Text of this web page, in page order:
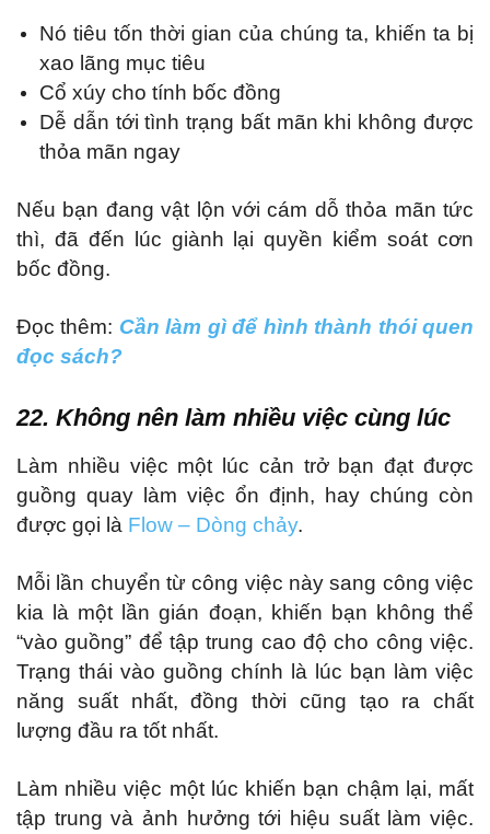
Nó tiêu tốn thời gian của chúng ta, khiến ta bị
xao lãng mục tiêu
Cổ xúy cho tính bốc đồng
Dễ dẫn tới tình trạng bất mãn khi không được
thỏa mãn ngay
Nếu bạn đang vật lộn với cám dỗ thỏa mãn tức
thì, đã đến lúc giành lại quyền kiểm soát cơn
bốc đồng.
Đọc thêm: Cần làm gì để hình thành thói quen
đọc sách?
22. Không nên làm nhiều việc cùng lúc
Làm nhiều việc một lúc cản trở bạn đạt được
guồng quay làm việc ổn định, hay chúng còn
được gọi là Flow – Dòng chảy.
Mỗi lần chuyển từ công việc này sang công việc
kia là một lần gián đoạn, khiến bạn không thể
“vào guồng” để tập trung cao độ cho công việc.
Trạng thái vào guồng chính là lúc bạn làm việc
năng suất nhất, đồng thời cũng tạo ra chất
lượng đầu ra tốt nhất.
Làm nhiều việc một lúc khiến bạn chậm lại, mất
tập trung và ảnh hưởng tới hiệu suất làm việc.